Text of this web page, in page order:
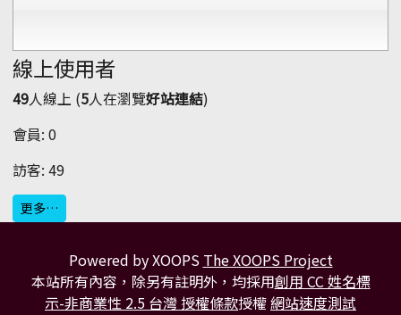
線上使用者
49人線上 (5人在瀏覽好站連結)
會員: 0
訪客: 49
更多…
Powered by XOOPS The XOOPS Project
本站所有內容，除另有註明外，均採用創用 CC 姓名標
示-非商業性 2.5 台灣 授權條款授權網站速度測試